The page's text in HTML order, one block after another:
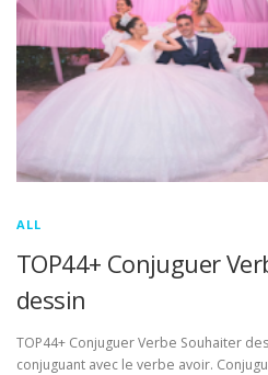
ALL
TOP44+ Conjuguer
dessin
TOP44+ Conjuguer Verbe Souhaiter
conjuguant avec le verbe avoir.